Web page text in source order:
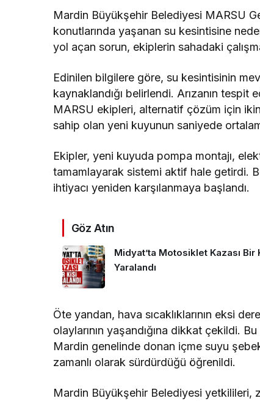
Mardin Büyükşehir Belediyesi MARSU
konutlarında yaşanan su kesintisine
yol açan sorun, ekiplerin sahadaki
Edinilen bilgilere göre, su kesintisinin
kaynaklandığı belirlendi. Arızanın tespit
MARSU ekipleri, alternatif çözüm için
sahip olan yeni kuyunun saniyede
Ekipler, yeni kuyuda pompa montajı,
tamamlayarak sistemi aktif hale getirdi.
ihtiyacı yeniden karşılanmaya başlandı.
Göz Atın
Midyat’ta Motosiklet Kazası Bir
Yaralandı
Öte yandan, hava sıcaklıklarının eksi
olaylarının yaşandığına dikkat çekildi.
Mardin genelinde donan içme suyu
zamanlı olarak sürdürdüğü öğrenildi.
Mardin Büyükşehir Belediyesi yetkilileri,